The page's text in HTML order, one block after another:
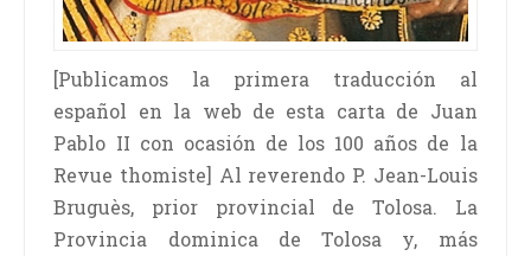
[Publicamos la primera traducción al
español en la web de esta carta de Juan
Pablo II con ocasión de los 100 años de la
Revue thomiste] Al reverendo P. Jean-Louis
Bruguès, prior provincial de Tolosa. La
Provincia dominica de Tolosa y, más